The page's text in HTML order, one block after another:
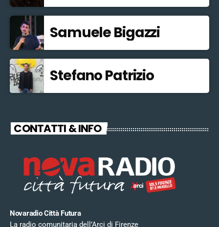
Samuele Bigazzi
Stefano Patrizio
CONTATTI & INFO
Novaradio Città Futura
La radio comunitaria dell’Arci di Firenze